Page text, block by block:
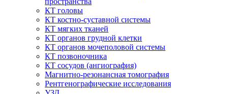
КТ головы
КТ костно-суставной системы
КТ мягких тканей
КТ органов грудной клетки
КТ органов мочеполовой системы
КТ позвоночника
КТ сосудов (ангиография)
Магнитно-резонансная томография
Рентгенографические исследования